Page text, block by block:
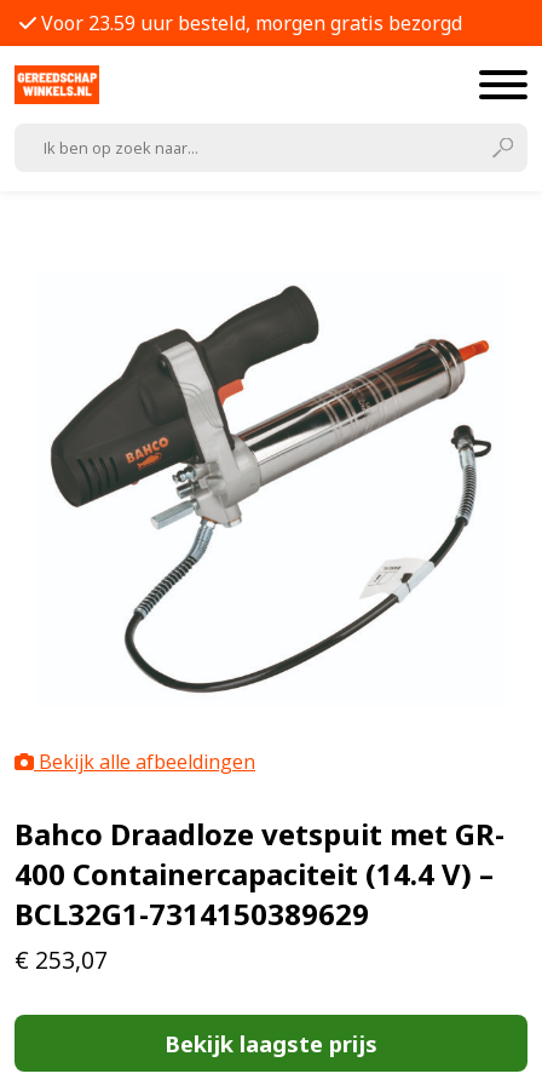
Voor 23.59 uur besteld, morgen gratis bezorgd
Bekijk alle afbeeldingen
Bahco Draadloze vetspuit met GR-
400 Containercapaciteit (14.4 V) –
BCL32G1-7314150389629
€ 253,07
Bekijk laagste prijs